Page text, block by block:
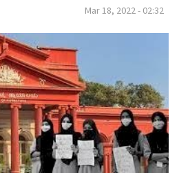
Mar 18, 2022 - 02:32